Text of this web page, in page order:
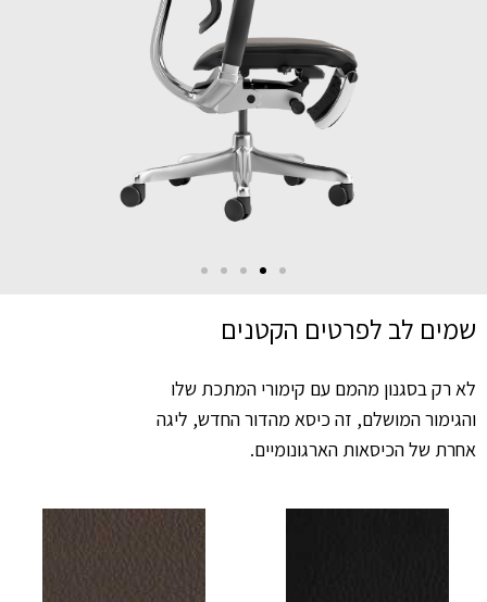
שמים לב לפרטים הקטנים
לא רק בסגנון מהמם עם קימורי המתכת שלו
והגימור המושלם, זה כיסא מהדור החדש, ליגה
אחרת של הכיסאות הארגונומיים.